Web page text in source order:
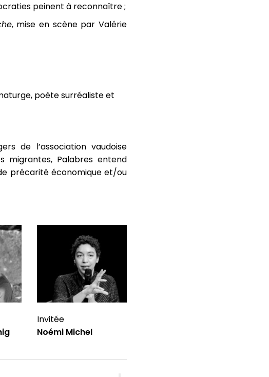
peinent à reconnaître ;
, mise en scène par Valérie
poète surréaliste et
de l’association vaudoise
migrantes, Palabres entend
précarité économique et/ou
Invitée
Noémi Michel